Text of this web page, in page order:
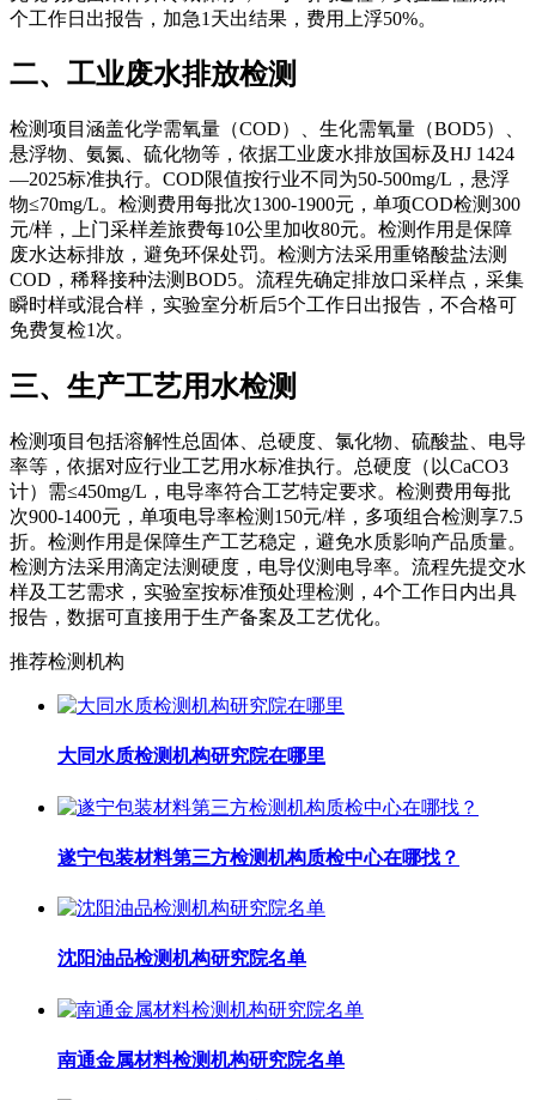
个工作日出报告，加急1天出结果，费用上浮50%。
二、工业废水排放检测
检测项目涵盖化学需氧量（COD）、生化需氧量（BOD5）、
悬浮物、氨氮、硫化物等，依据工业废水排放国标及HJ 1424
—2025标准执行。COD限值按行业不同为50-500mg/L，悬浮
物≤70mg/L。检测费用每批次1300-1900元，单项COD检测300
元/样，上门采样差旅费每10公里加收80元。检测作用是保障
废水达标排放，避免环保处罚。检测方法采用重铬酸盐法测
COD，稀释接种法测BOD5。流程先确定排放口采样点，采集
瞬时样或混合样，实验室分析后5个工作日出报告，不合格可
免费复检1次。
三、生产工艺用水检测
检测项目包括溶解性总固体、总硬度、氯化物、硫酸盐、电导
率等，依据对应行业工艺用水标准执行。总硬度（以CaCO3
计）需≤450mg/L，电导率符合工艺特定要求。检测费用每批
次900-1400元，单项电导率检测150元/样，多项组合检测享7.5
折。检测作用是保障生产工艺稳定，避免水质影响产品质量。
检测方法采用滴定法测硬度，电导仪测电导率。流程先提交水
样及工艺需求，实验室按标准预处理检测，4个工作日内出具
报告，数据可直接用于生产备案及工艺优化。
推荐检测机构
大同水质检测机构研究院在哪里
遂宁包装材料第三方检测机构质检中心在哪找？
沈阳油品检测机构研究院名单
南通金属材料检测机构研究院名单